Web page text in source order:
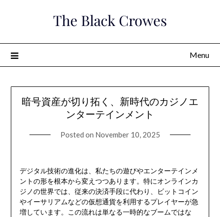
The Black Crowes
Menu
暗号資産が切り拓く、新時代のカジノエ
ンターテインメント
Posted on November 10, 2025
デジタル技術の進化は、私たちの遊びやエンターテインメ
ントの形を根本から変えつつあります。特にオンラインカ
ジノの世界では、従来の決済手段に代わり、ビットコイン
やイーサリアムなどの仮想通貨を利用するプレイヤーが急
増しています。この流れは単なる一時的なブームではな